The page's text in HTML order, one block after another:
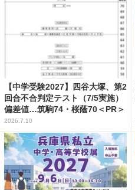
【中学受験2027】四谷大塚、第2
回合不合判定テスト（7/5実施）
偏差値…筑駒74・桜蔭70＜PR＞
2026.7.10